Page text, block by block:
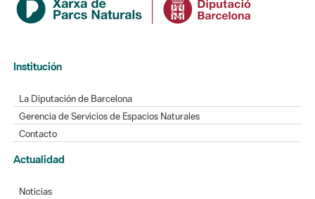
Institución
La Diputación de Barcelona
Gerencia de Servicios de Espacios Naturales
Contacto
Actualidad
Noticias